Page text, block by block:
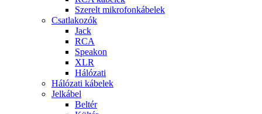
Szerelt mikrofonkábelek
Csatlakozók
Jack
RCA
Speakon
XLR
Hálózati
Hálózati kábelek
Jelkábel
Beltér